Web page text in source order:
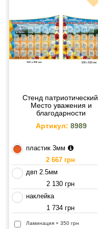
Стенд патриотический.
Место уважения и
благодарности
Артикул: 8989
пластик 3мм
2 667 грн
двп 2.5мм
2 130 грн
наклейка
1 734 грн
Ламинация + 350 грн